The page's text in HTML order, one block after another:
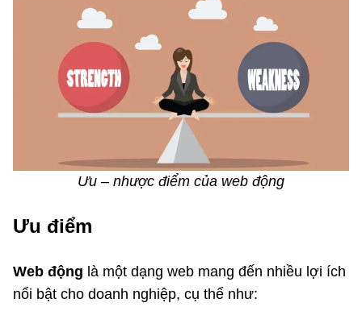
Ưu – nhược điểm của web động
Ưu điểm
Web động là một dạng web mang đến nhiều lợi ích
nổi bật cho doanh nghiệp, cụ thể như: